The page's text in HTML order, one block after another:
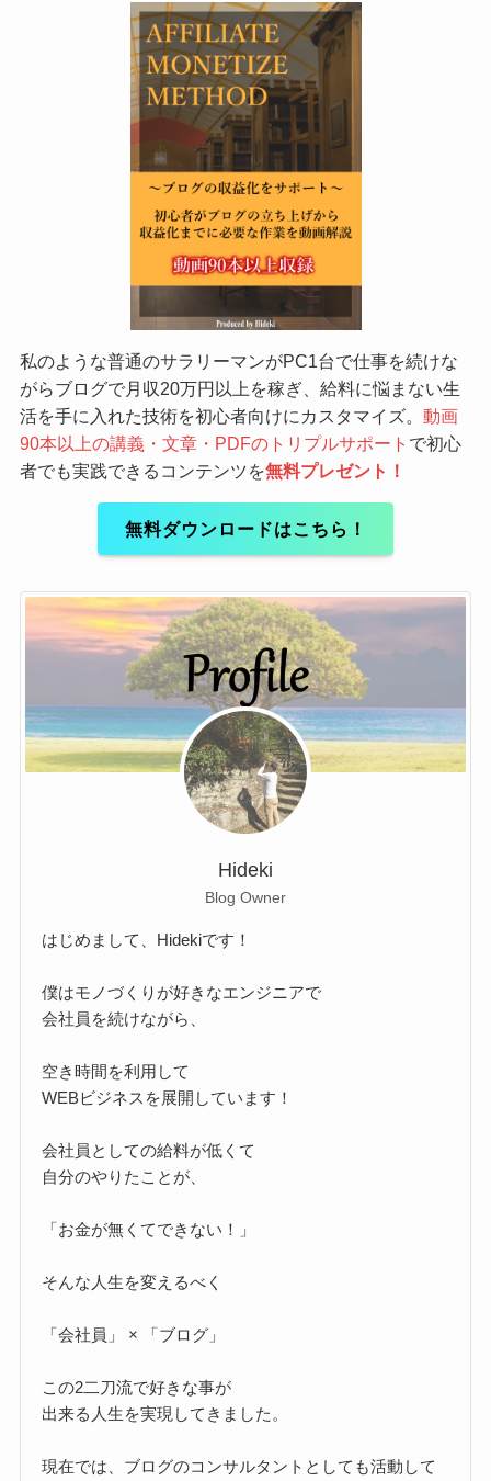
私のような普通のサラリーマンがPC1台で仕事を続けな
がらブログで月収20万円以上を稼ぎ、給料に悩まない生
活を手に入れた技術を初心者向けにカスタマイズ。 動画
90本以上の講義・文章・PDFのトリプルサポート で初心
者でも実践できるコンテンツを無料プレゼント！
無料ダウンロードはこちら！
Hideki
Blog Owner
はじめまして、Hidekiです！
僕はモノづくりが好きなエンジニアで
会社員を続けながら、
空き時間を利用して
WEBビジネスを展開しています！
会社員としての給料が低くて
自分のやりたことが、
「お金が無くてできない！」
そんな人生を変えるべく
「会社員」 × 「ブログ」
この2二刀流で好きな事が
出来る人生を実現してきました。
現在では、ブログのコンサルタントとしても活動して